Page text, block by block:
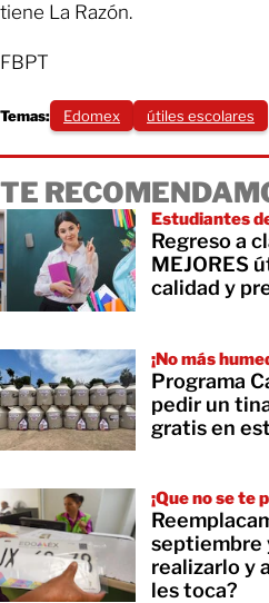
tiene La Razón.
FBPT
Temas: Edomex útiles escolares
TE
Estudiantes
Regreso a
MEJORES
calidad y
¡No más
Programa
pedir un
gratis en
¡Que no se te
septiembre
realizarlo y
les toca?